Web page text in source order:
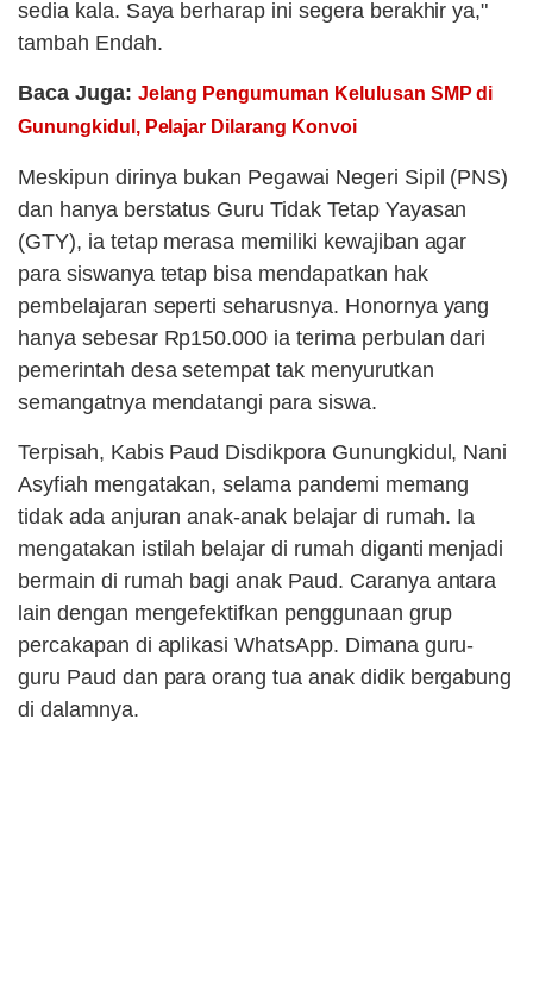
sedia kala. Saya berharap ini segera berakhir ya,"
tambah Endah.
Baca Juga: Jelang Pengumuman Kelulusan SMP di
Gunungkidul, Pelajar Dilarang Konvoi
Meskipun dirinya bukan Pegawai Negeri Sipil (PNS)
dan hanya berstatus Guru Tidak Tetap Yayasan
(GTY), ia tetap merasa memiliki kewajiban agar
para siswanya tetap bisa mendapatkan hak
pembelajaran seperti seharusnya. Honornya yang
hanya sebesar Rp150.000 ia terima perbulan dari
pemerintah desa setempat tak menyurutkan
semangatnya mendatangi para siswa.
Terpisah, Kabis Paud Disdikpora Gunungkidul, Nani
Asyfiah mengatakan, selama pandemi memang
tidak ada anjuran anak-anak belajar di rumah. Ia
mengatakan istilah belajar di rumah diganti menjadi
bermain di rumah bagi anak Paud. Caranya antara
lain dengan mengefektifkan penggunaan grup
percakapan di aplikasi WhatsApp. Dimana guru-
guru Paud dan para orang tua anak didik bergabung
di dalamnya.